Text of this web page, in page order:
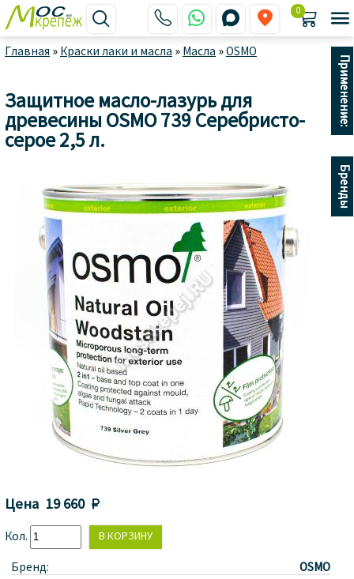
    
0 
Главная » Краски лаки и масла » Масла »OSMO
Применение:
Бренды
Защитное масло-лазурь для
древесины OSMO 739 Серебристо-
серое 2,5 л.
Цена 19 660 
Кол.
Бренд: OSMO